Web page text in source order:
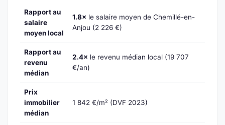
Rapport au
salaire
moyen local
1.8× le salaire moyen de Chemillé-en-
Anjou (2 226 €)
Rapport au
revenu
médian
2.4× le revenu médian local (19 707
€/an)
Prix
immobilier
médian
1 842 €/m² (DVF 2023)